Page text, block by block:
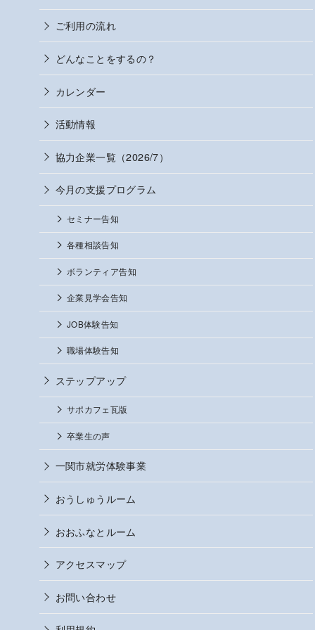
ご利用の流れ
どんなことをするの？
カレンダー
活動情報
協力企業一覧（2026/7）
今月の支援プログラム
セミナー告知
各種相談告知
ボランティア告知
企業見学会告知
JOB体験告知
職場体験告知
ステップアップ
サポカフェ瓦版
卒業生の声
一関市就労体験事業
おうしゅうルーム
おおふなとルーム
アクセスマップ
お問い合わせ